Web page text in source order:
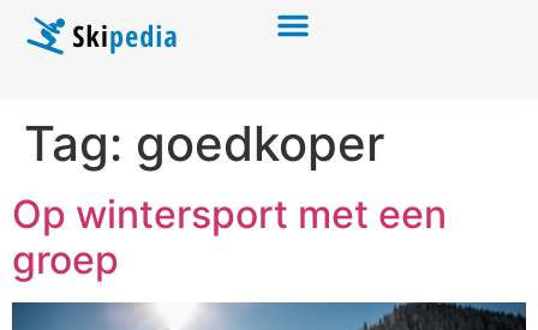
Tag: goedkoper
Op wintersport met een
groep